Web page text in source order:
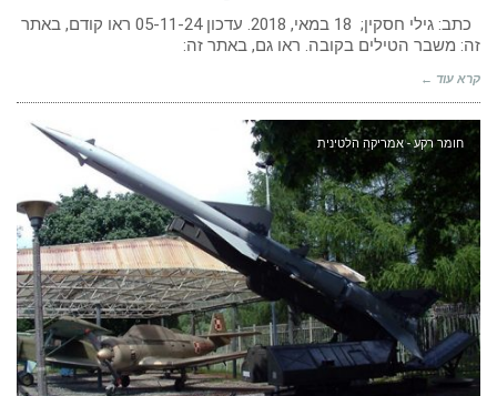
כתב: גילי חסקין; 18 במאי, 2018. עדכון 05-11-24 ראו קודם, באתר
זה: משבר הטילים בקובה. ראו גם, באתר זה:
קרא עוד ←
חומר רקע - אמריקה הלטינית